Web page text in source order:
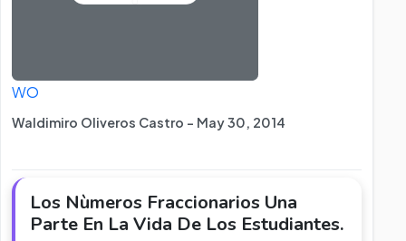
WO
Waldimiro Oliveros Castro - May 30, 2014
Los Nùmeros Fraccionarios Una
Parte En La Vida De Los Estudiantes.